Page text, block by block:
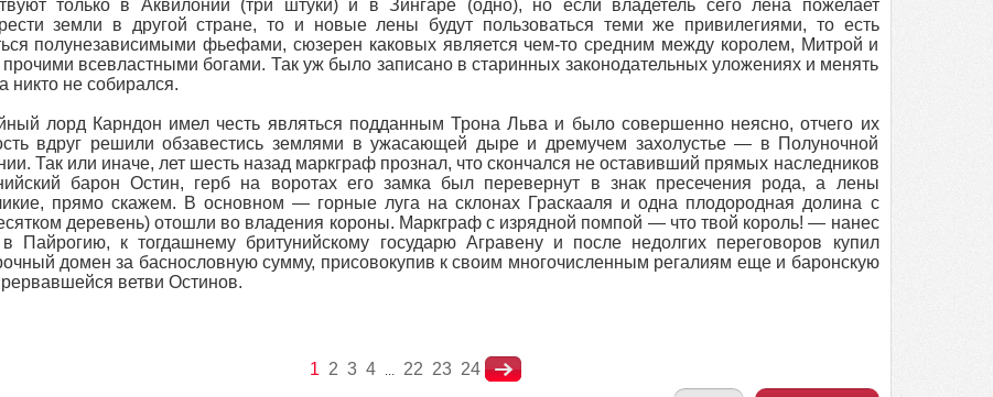
только в Аквилонии (три штуки) и в Зингаре (одно), но если владетель сего лена пожелает
земли в другой стране, то и новые лены будут пользоваться теми же привилегиями, то есть
полунезависимыми фьефами, сюзерен каковых является чем-то средним между королем, Митрой и
всевластными богами. Так уж было записано в старинных законодательных уложениях и менять
никто не собирался.
лорд Карндон имел честь являться подданным Трона Льва и было совершенно неясно, отчего их
вдруг решили обзавестись землями в ужасающей дыре и дремучем захолустье — в Полуночной
Так или иначе, лет шесть назад маркграф прознал, что скончался не оставивший прямых наследников
барон Остин, герб на воротах его замка был перевернут в знак пресечения рода, а лены
прямо скажем. В основном — горные луга на склонах Граскааля и одна плодородная долина с
деревень) отошли во владения короны. Маркграф с изрядной помпой — что твой король! — нанес
в Пайрогию, к тогдашнему бритунийскому государю Агравену и после недолгих переговоров купил
домен за баснословную сумму, присовокупив к своим многочисленным регалиям еще и баронскую
ветви Остинов.
1 2 3 4 ... 22 23 24